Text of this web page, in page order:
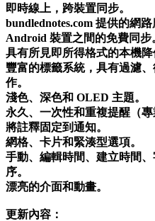
即時線上，跨裝置同步。
bundlednotes.com 提供的網
Android 裝置之間的免費同步
具有所見即所得格式的本機降
豐富的標籤系統，具有過濾
作。
淺色、深色和 OLED 主題。
永久、一次性和重複提醒（專
將註釋固定到通知。
網格、卡片和緊湊型選項。
手動、編輯時間、建立時間
序。
漂亮的介面和動畫。
更新內容：